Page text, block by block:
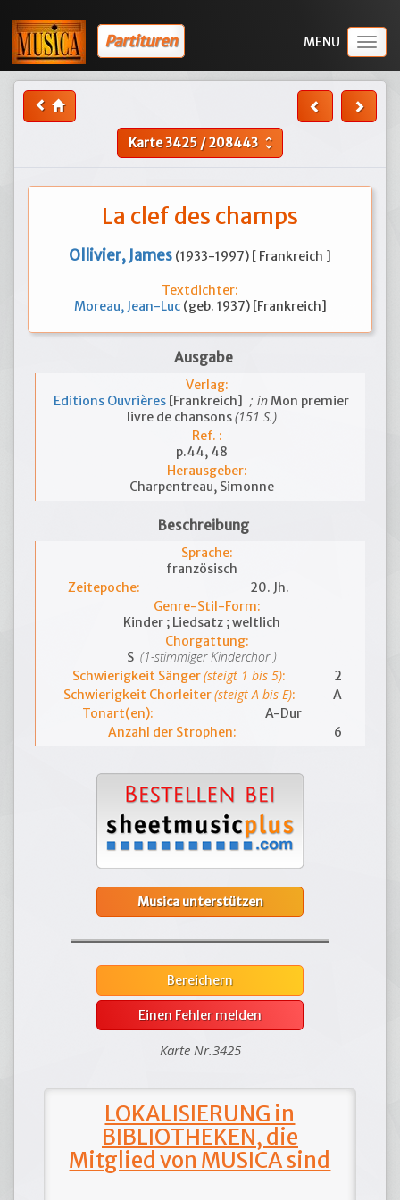
Partituren
Karte3425 /208443 unfold_more
La clef des champs
Ollivier, James (1933-1997) [ Frankreich ]
Textdichter:
Moreau, Jean-Luc (geb. 1937) [Frankreich]
Ausgabe
Verlag:
Editions Ouvrières [Frankreich] ; inMon premier
livre de chansons(151 S.)
Ref. :
p.44, 48
Herausgeber:
Charpentreau, Simonne
Beschreibung
Sprache:
französisch
Zeitepoche:
20. Jh.
Genre-Stil-Form:
Kinder ; Liedsatz ; weltlich
Chorgattung:
S (1-stimmiger Kinderchor )
Schwierigkeit Sänger(steigt 1 bis 5):
2
Schwierigkeit Chorleiter(steigt A bis E):
A
Tonart(en):
A-Dur
Anzahl der Strophen:
6
Musica unterstützen
Bereichern
Einen Fehler melden
Karte Nr.3425
LOKALISIERUNG in
BIBLIOTHEKEN, die
Mitglied von MUSICA sind